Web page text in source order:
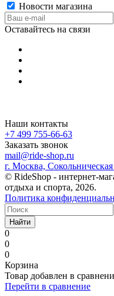
Новости магазина
Оставайтесь на связи
Наши контакты
+7 499 755-66-63
Заказать звонок
mail@ride-shop.ru
г. Москва,
© RideShop - интернет-
отдыха и спорта, 2026.
Политика
Найти
0
0
0
Корзина
Товар добавлен в
Перейти в сравнение